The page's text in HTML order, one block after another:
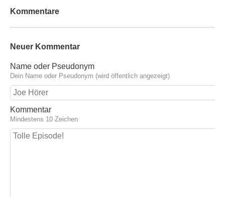
Kommentare
Neuer Kommentar
Name oder Pseudonym
Dein Name oder Pseudonym (wird öffentlich angezeigt)
Kommentar
Mindestens 10 Zeichen